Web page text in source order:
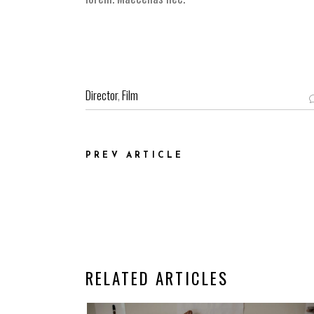
Director,Film
PREV ARTICLE
RELATED ARTICLES